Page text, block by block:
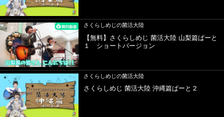
さくらしめじの菌活大陸
【無料】さくらしめじ 菌活大陸 山梨篇ぱーと
１ ショートバージョン
さくらしめじの菌活大陸
さくらしめじ 菌活大陸 沖縄篇ぱーと２